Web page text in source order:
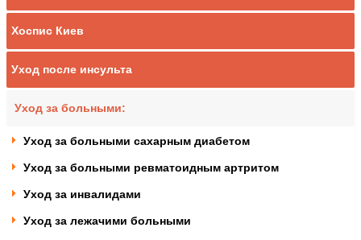
Хоспис Киев
Уход после инсульта
Уход за больными:
Уход за больными сахарным диабетом
Уход за больными ревматоидным артритом
Уход за инвалидами
Уход за лежачими больными